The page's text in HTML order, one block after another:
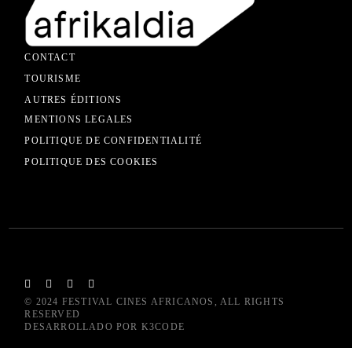
CONTACT
TOURISME
AUTRES ÉDITIONS
MENTIONS LEGALES
POLITIQUE DE CONFIDENTIALITÉ
POLITIQUE DES COOKIES
© 2024 FESTIVAL CINES AFRICANOS , ALL RIGHTS
RESERVED
DESARROLLADO POR K3CODE